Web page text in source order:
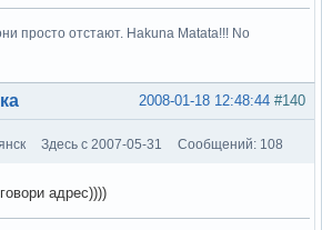
просто отстают. Hakuna Matata!!! No
#140
2008-01-18 12:48:44
Здесь с 2007-05-31 Сообщений: 108
адрес))))